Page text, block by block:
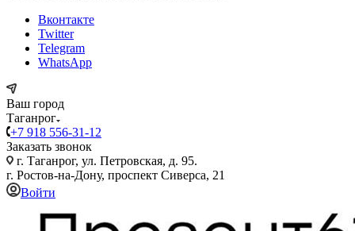
Вконтакте
Twitter
Telegram
WhatsApp
Ваш город
Таганрог
+7 918 556-31-12
Заказать звонок
г. Таганрог, ул. Петровская, д. 95.
г. Ростов-на-Дону, проспект Сиверса, 21
Войти